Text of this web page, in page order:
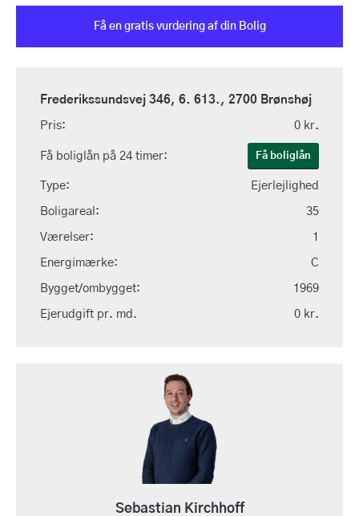
Frederikssundsvej 346, 6. 613., 2700 Brønshøj
Pris: 0 kr.
Få boliglån på 24 timer: Få boliglån
Type: Ejerlejlighed
Boligareal: 35
Værelser: 1
Energimærke: C
Bygget/ombygget: 1969
Ejerudgift pr. md. 0 kr.
Få en gratis vurdering af din Bolig
Sebastian Kirchhoff